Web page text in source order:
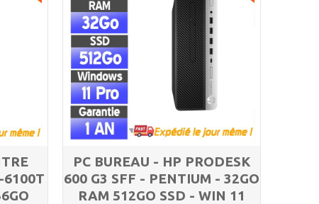
6100T
PC BUREAU - HP PRODESK
600 G3 SFF - PENTIUM - 32GO
RAM 512GO SSD - WIN 11